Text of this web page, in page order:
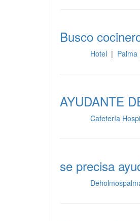
Busco
Hotel | Palma
AYUDANTE
Cafetería
se precisa